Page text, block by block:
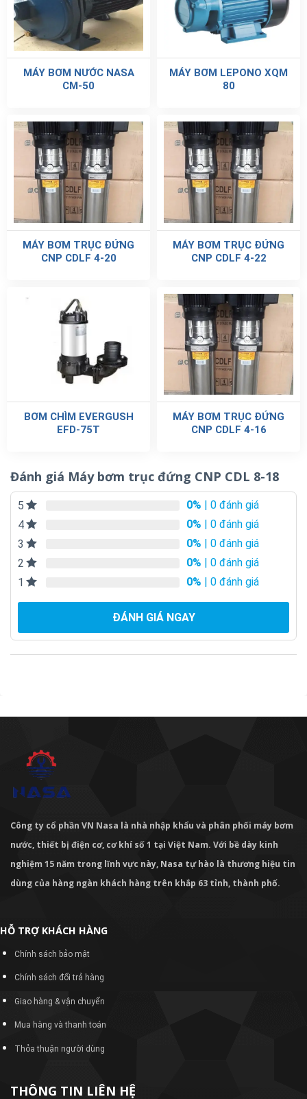
MÁY BƠM NƯỚC NASA
CM-50
MÁY BƠM LEPONO XQM
80
MÁY BƠM TRỤC ĐỨNG
CNP CDLF 4-20
MÁY BƠM TRỤC ĐỨNG
CNP CDLF 4-22
BƠM CHÌM EVERGUSH
EFD-75T
MÁY BƠM TRỤC ĐỨNG
CNP CDLF 4-16
Đánh giá Máy bơm trục đứng CNP CDL 8-18
5 0% | 0 đánh giá
4
0% | 0 đánh giá
3
0% | 0 đánh giá
2
0% | 0 đánh giá
1
0% | 0 đánh giá
ĐÁNH GIÁ NGAY
Công ty cổ phần VN Nasa là nhà nhập khẩu và phân phối máy bơm
nước, thiết bị điện cơ, cơ khí số 1 tại Việt Nam. Với bề dày kinh
nghiệm 15 năm trong lĩnh vực này, Nasa tự hào là thương hiệu tin
dùng của hàng ngàn khách hàng trên khắp 63 tỉnh, thành phố.
HỖ TRỢ KHÁCH HÀNG
Chính sách bảo mật
Chính sách đổi trả hàng
Giao hàng & vận chuyển
Mua hàng và thanh toán
Thỏa thuận người dùng
THÔNG TIN LIÊN HỆ